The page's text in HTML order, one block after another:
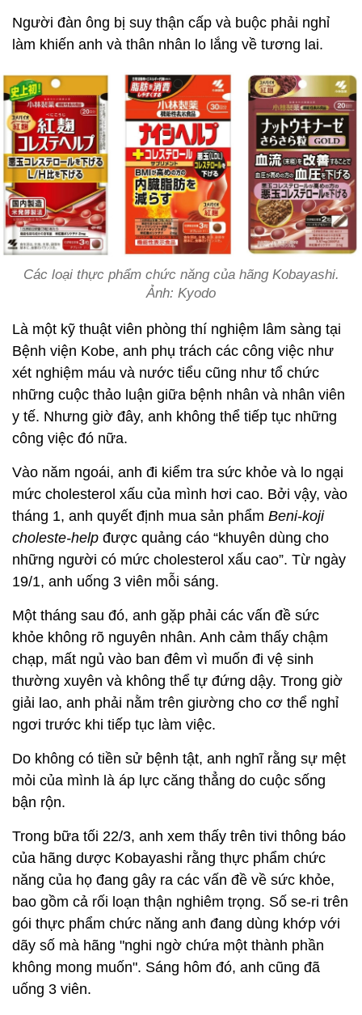
Người đàn ông bị suy thận cấp và buộc phải nghỉ
làm khiến anh và thân nhân lo lắng về tương lai.
Các loại thực phẩm chức năng của hãng Kobayashi.
Ảnh: Kyodo
Là một kỹ thuật viên phòng thí nghiệm lâm sàng tại
Bệnh viện Kobe, anh phụ trách các công việc như
xét nghiệm máu và nước tiểu cũng như tổ chức
những cuộc thảo luận giữa bệnh nhân và nhân viên
y tế. Nhưng giờ đây, anh không thể tiếp tục những
công việc đó nữa.
Vào năm ngoái, anh đi kiểm tra sức khỏe và lo ngại
mức cholesterol xấu của mình hơi cao. Bởi vậy, vào
tháng 1, anh quyết định mua sản phẩm Beni-koji
choleste-help được quảng cáo “khuyên dùng cho
những người có mức cholesterol xấu cao”. Từ ngày
19/1, anh uống 3 viên mỗi sáng.
Một tháng sau đó, anh gặp phải các vấn đề sức
khỏe không rõ nguyên nhân. Anh cảm thấy chậm
chạp, mất ngủ vào ban đêm vì muốn đi vệ sinh
thường xuyên và không thể tự đứng dậy. Trong giờ
giải lao, anh phải nằm trên giường cho cơ thể nghỉ
ngơi trước khi tiếp tục làm việc.
Do không có tiền sử bệnh tật, anh nghĩ rằng sự mệt
mỏi của mình là áp lực căng thẳng do cuộc sống
bận rộn.
Trong bữa tối 22/3, anh xem thấy trên tivi thông báo
của hãng dược Kobayashi rằng thực phẩm chức
năng của họ đang gây ra các vấn đề về sức khỏe,
bao gồm cả rối loạn thận nghiêm trọng. Số se-ri trên
gói thực phẩm chức năng anh đang dùng khớp với
dãy số mà hãng "nghi ngờ chứa một thành phần
không mong muốn". Sáng hôm đó, anh cũng đã
uống 3 viên.